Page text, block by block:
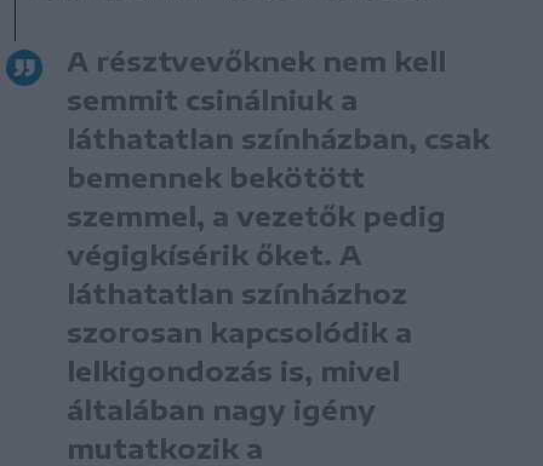
A résztvevőknek nem kell
semmit csinálniuk a
láthatatlan színházban, csak
bemennek bekötött
szemmel, a vezetők pedig
végigkísérik őket. A
láthatatlan színházhoz
szorosan kapcsolódik a
lelkigondozás is, mivel
általában nagy igény
mutatkozik a